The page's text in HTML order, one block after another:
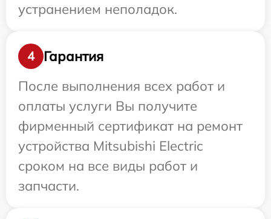
устранением неполадок.
4
Гарантия
После выполнения всех работ и
оплаты услуги Вы получите
фирменный сертификат на ремонт
устройства Mitsubishi Electric
сроком на все виды работ и
запчасти.